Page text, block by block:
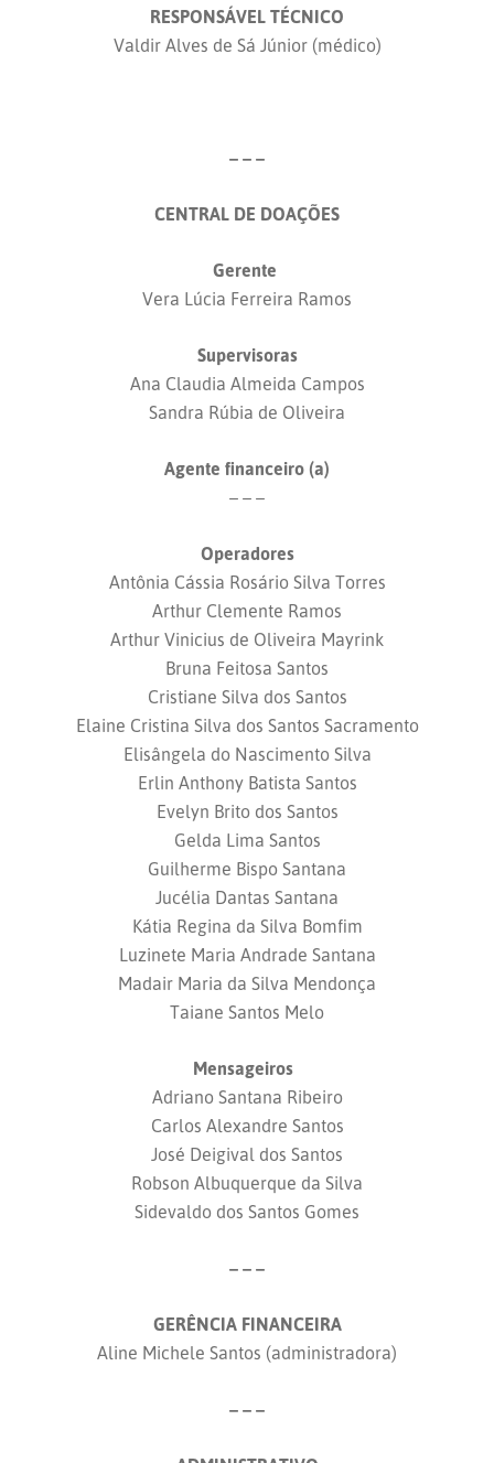
RESPONSÁVEL TÉCNICO
Valdir Alves de Sá Júnior (médico)
– – –
CENTRAL DE DOAÇÕES
Gerente
Vera Lúcia Ferreira Ramos
Supervisoras
Ana Claudia Almeida Campos
Sandra Rúbia de Oliveira
Agente financeiro (a)
– – –
Operadores
Antônia Cássia Rosário Silva Torres
Arthur Clemente Ramos
Arthur Vinicius de Oliveira Mayrink
Bruna Feitosa Santos
Cristiane Silva dos Santos
Elaine Cristina Silva dos Santos Sacramento
Elisângela do Nascimento Silva
Erlin Anthony Batista Santos
Evelyn Brito dos Santos
Gelda Lima Santos
Guilherme Bispo Santana
Jucélia Dantas Santana
Kátia Regina da Silva Bomfim
Luzinete Maria Andrade Santana
Madair Maria da Silva Mendonça
Taiane Santos Melo
Mensageiros
Adriano Santana Ribeiro
Carlos Alexandre Santos
José Deigival dos Santos
Robson Albuquerque da Silva
Sidevaldo dos Santos Gomes
– – –
GERÊNCIA FINANCEIRA
Aline Michele Santos (administradora)
– – –